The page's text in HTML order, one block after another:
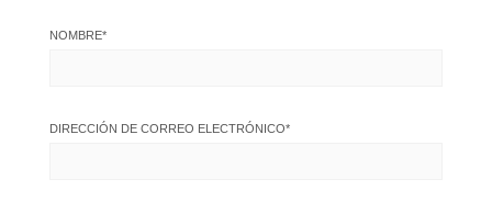
NOMBRE*
DIRECCIÓN DE CORREO ELECTRÓNICO*